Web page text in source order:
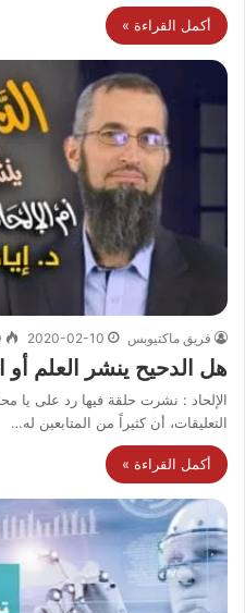
أكمل القراءة »
فريق ماكتيوبس 2020-02-10
هل الدحيح ينشر العلم أو
الإلحاد : نشرت حلقة فيها رد على
التعليقات، أن كثيراً من المتابعين له…
أكمل القراءة »